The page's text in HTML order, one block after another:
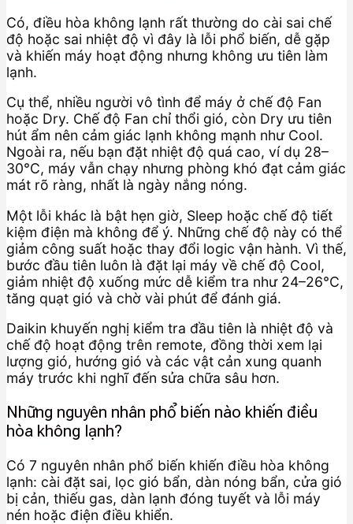
Có, điều hòa không lạnh rất thường do cài sai chế
độ hoặc sai nhiệt độ vì đây là lỗi phổ biến, dễ gặp
và khiến máy hoạt động nhưng không ưu tiên làm
lạnh.
Cụ thể, nhiều người vô tình để máy ở chế độ Fan
hoặc Dry. Chế độ Fan chỉ thổi gió, còn Dry ưu tiên
hút ẩm nên cảm giác lạnh không mạnh như Cool.
Ngoài ra, nếu bạn đặt nhiệt độ quá cao, ví dụ 28–
30°C, máy vẫn chạy nhưng phòng khó đạt cảm giác
mát rõ ràng, nhất là ngày nắng nóng.
Một lỗi khác là bật hẹn giờ, Sleep hoặc chế độ tiết
kiệm điện mà không để ý. Những chế độ này có thể
giảm công suất hoặc thay đổi logic vận hành. Vì thế,
bước đầu tiên luôn là đặt lại máy về chế độ Cool,
giảm nhiệt độ xuống mức dễ kiểm tra như 24–26°C,
tăng quạt gió và chờ vài phút để đánh giá.
Daikin khuyến nghị kiểm tra đầu tiên là nhiệt độ và
chế độ hoạt động trên remote, đồng thời xem lại
lượng gió, hướng gió và các vật cản xung quanh
máy trước khi nghĩ đến sửa chữa sâu hơn.
Những nguyên nhân phổ biến nào khiến điều
hòa không lạnh?
Có 7 nguyên nhân phổ biến khiến điều hòa không
lạnh: cài đặt sai, lọc gió bẩn, dàn nóng bẩn, cửa gió
bị cản, thiếu gas, dàn lạnh đóng tuyết và lỗi máy
nén hoặc điện điều khiển.